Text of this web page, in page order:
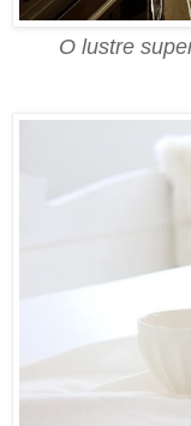
O lustre